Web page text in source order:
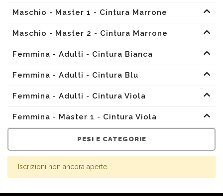
Maschio - Master 1 - Cintura Marrone
Maschio - Master 2 - Cintura Marrone
Femmina - Adulti - Cintura Bianca
Femmina - Adulti - Cintura Blu
Femmina - Adulti - Cintura Viola
Femmina - Master 1 - Cintura Viola
PESI E CATEGORIE
Iscrizioni non ancora aperte.